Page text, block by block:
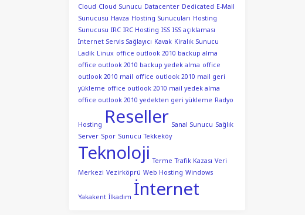
Cloud Cloud Sunucu Datacenter Dedicated E-Mail
Sunucusu Havza Hosting Sunucuları Hosting
Sunucusu IRC IRC Hosting ISS ISS açıklaması
İnternet Servis Sağlayıcı Kavak Kiralık Sunucu
Ladik Linux office outlook 2010 backup alma
office outlook 2010 backup yedek alma office
outlook 2010 mail office outlook 2010 mail geri
yükleme office outlook 2010 mail yedek alma
office outlook 2010 yedekten geri yükleme Radyo
Hosting Reseller Sanal Sunucu Sağlık
Server Spor Sunucu Tekkeköy
Teknoloji Terme Trafik Kazası Veri
Merkezi Vezirköprü Web Hosting Windows
Yakakent İlkadım İnternet